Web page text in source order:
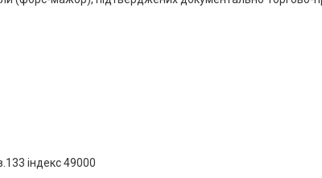
індекс 49000